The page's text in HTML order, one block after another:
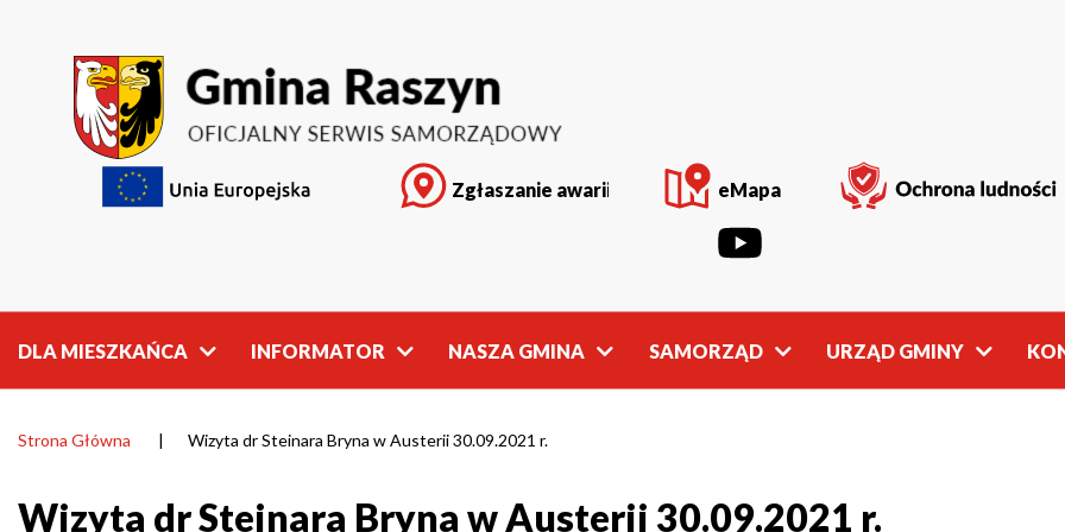
Steinara
Bryna
r.
Raszyn
menu
głównego
treści
wyszukiwarki
stopki
Menu
Zgłaszanie awarii eMapa
DLA MIESZKAŃCA
załatwić
Karta
INFORMATOR
zagospodarowania
Programy
NASZA GMINA
Gminy
Miejscowości
SAMORZĄD
Młodzieżowa
Rada Gminy
URZĄD GMINY
Referaty
Strona Główna Wizyta dr Steinara Bryna w Austerii 30.09.2021 r.
Wizyta dr Steinara Bryna w Austerii 30.09.2021 r.